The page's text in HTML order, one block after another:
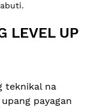
LEVEL UP
teknikal na
payagan